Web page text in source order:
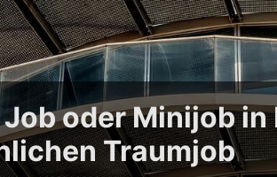
oder Minijob
Traumjob